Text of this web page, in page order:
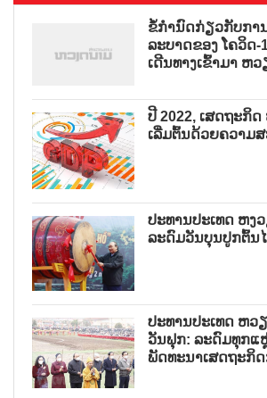
ຂໍ້ກຳນົດກ່ຽວກັບກາ
ລະບາດຂອງ ໂຄວິດ-
ເດີນທາງເຂົ້າມາ ຫ
ປີ 2022, ເສດຖະກິ
ເລີ່ມຕົ້ນດ້ວຍຄວາມ
ປະທານປະເທດ ຫງ
ລະດົມວັນບຸນປູກຕົ້ນ
ປະທານປະເທດ ຫວ
ວັນຟຸກ: ລະດົມທຸກແ
ພັດທະນາເສດຖະກິ